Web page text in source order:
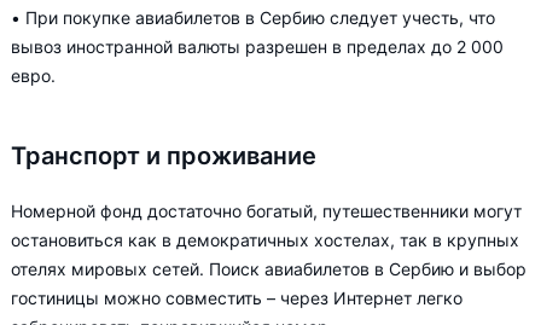
• При покупке авиабилетов в Сербию следует учесть, что
вывоз иностранной валюты разрешен в пределах до 2 000
евро.
Транспорт и проживание
Номерной фонд достаточно богатый, путешественники могут
остановиться как в демократичных хостелах, так в крупных
отелях мировых сетей. Поиск авиабилетов в Сербию и выбор
гостиницы можно совместить – через Интернет легко